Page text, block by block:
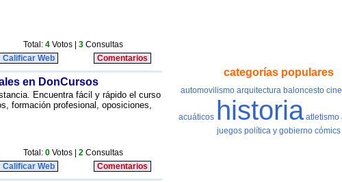
Total: 4 Votos | 3 Consultas
Calificar Web Comentarios
en DonCursos
Encuentra fácil y rápido el curso
formación profesional, oposiciones,
Total: 0 Votos | 2 Consultas
Calificar Web Comentarios